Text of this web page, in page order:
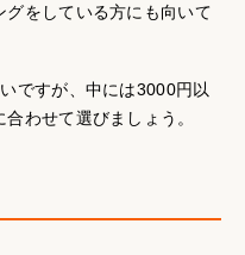
グをしている方にも向いて
ですが、中には3000円以
わせて選びましょう。